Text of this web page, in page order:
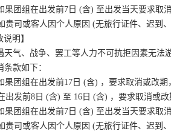
团组在出发前7日 (含) 至出发当天要求取
司或客人因个人原因 (无旅行证件、迟到
说明】
天气、战争、罢工等人力不可抗拒因素无
条款如下：
团组在出发前17日 (含) ，要求取消或改
发前8日 (含) 至 16日 (含) ，要求取消或
团组在出发前7日 (含) 至出发当天要求取
司或客人因个人原因 (无旅行证件、迟到